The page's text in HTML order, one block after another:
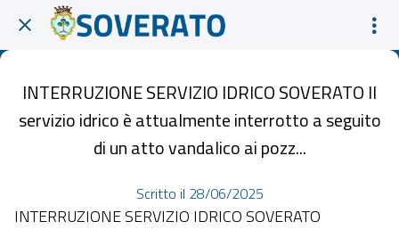
INTERRUZIONE SERVIZIO IDRICO SOVERATO Il
servizio idrico è attualmente interrotto a seguito
di un atto vandalico ai pozz...
Scritto il 28/06/2025
INTERRUZIONE SERVIZIO IDRICO SOVERATO